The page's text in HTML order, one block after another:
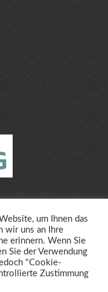
um Ihnen das
wir uns an Ihre
erinnern. Wenn Sie
Sie der Verwendung
"Cookie-
Zustimmung